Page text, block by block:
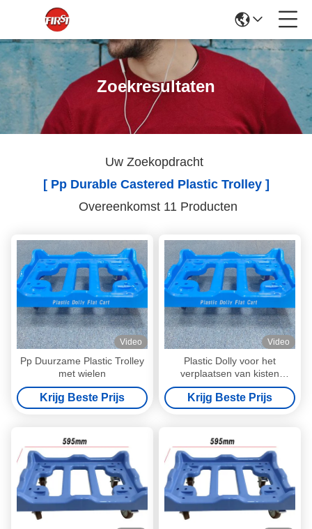
Zoekresultaten
Uw Zoekopdracht
[ Pp Durable Castered Plastic Trolley ]
Overeenkomst 11 Producten
Video
Pp Duurzame Plastic Trolley
met wielen
Krijg Beste Prijs
Video
Plastic Dolly voor het
verplaatsen van kisten
Stapelbaar zwaar platform
Dolly met wielen
Krijg Beste Prijs